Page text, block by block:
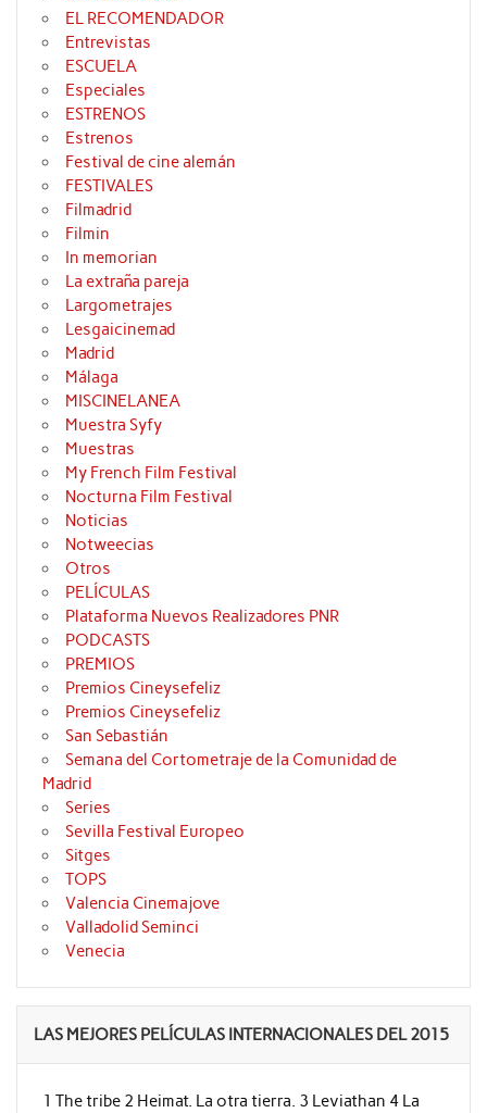
EL RECOMENDADOR
Entrevistas
ESCUELA
Especiales
ESTRENOS
Estrenos
Festival de cine alemán
FESTIVALES
Filmadrid
Filmin
In memorian
La extraña pareja
Largometrajes
Lesgaicinemad
Madrid
Málaga
MISCINELANEA
Muestra Syfy
Muestras
My French Film Festival
Nocturna Film Festival
Noticias
Notweecias
Otros
PELÍCULAS
Plataforma Nuevos Realizadores PNR
PODCASTS
PREMIOS
Premios Cineysefeliz
Premios Cineysefeliz
San Sebastián
Semana del Cortometraje de la Comunidad de
Madrid
Series
Sevilla Festival Europeo
Sitges
TOPS
Valencia Cinemajove
Valladolid Seminci
Venecia
LAS MEJORES PELÍCULAS INTERNACIONALES DEL 2015
1 The tribe 2 Heimat. La otra tierra. 3 Leviathan 4 La